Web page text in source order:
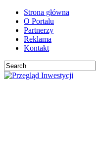
Strona główna
O Portalu
Partnerzy
Reklama
Kontakt